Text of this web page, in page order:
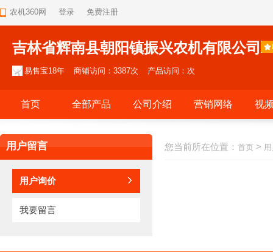
农机360网 登录 免费注册
吉林省辉南县朝阳镇振兴农机有限公司
易售宝18年 商铺访问：3387次 产品访问：次
首页 全部产品 公司介绍 营销网络 视
用户留言
用户询价
我要留言
您当前所在位置： 首页 >